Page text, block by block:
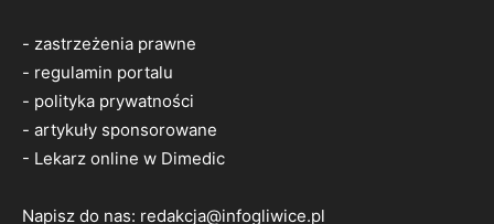
- zastrzeżenia prawne
- regulamin portalu
- polityka prywatności
- artykuły sponsorowane
- Lekarz online w Dimedic
Napisz do nas: redakcja@infogliwice.pl